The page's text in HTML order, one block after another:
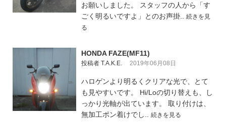
お願いしました。 スタッフの人から「す
ごく明るいですよ」とのお声掛.. 続きを見
る
HONDA FAZE(MF11)
投稿者 T.A.K.E. 2019年06月08日
ハロゲンより明るくクリアな光で、とて
も見やすいです。 Hi/Loの切り替えも、し
っかり光軸が出ています。 取り付けは、
無加工ポン着けでし.. 続きを見る